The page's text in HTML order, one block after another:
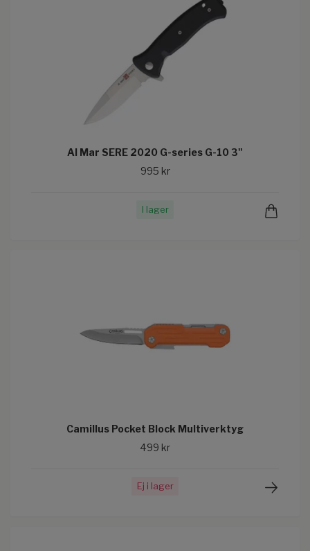
Al Mar SERE 2020 G-series G-10 3"
995 kr
I lager
Camillus Pocket Block Multiverktyg
499 kr
Ej i lager